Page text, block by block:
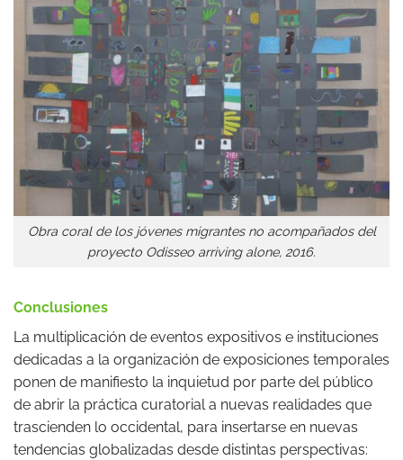
Obra coral de los jóvenes migrantes no acompañados del
proyecto Odisseo arriving alone, 2016.
Conclusiones
La multiplicación de eventos expositivos e instituciones
dedicadas a la organización de exposiciones temporales
ponen de manifiesto la inquietud por parte del público
de abrir la práctica curatorial a nuevas realidades que
trascienden lo occidental, para insertarse en nuevas
tendencias globalizadas desde distintas perspectivas: